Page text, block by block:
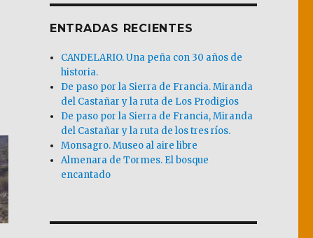
ENTRADAS RECIENTES
CANDELARIO. Una peña con 30 años de
historia.
De paso por la Sierra de Francia. Miranda
del Castañar y la ruta de Los Prodigios
De paso por la Sierra de Francia, Miranda
del Castañar y la ruta de los tres ríos.
Monsagro. Museo al aire libre
Almenara de Tormes. El bosque
encantado